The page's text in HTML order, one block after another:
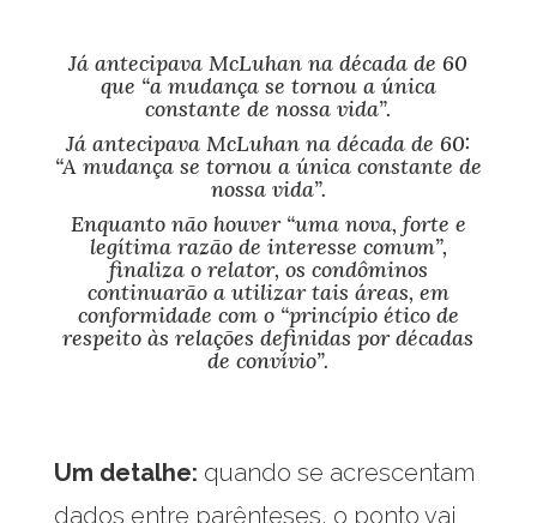
Já antecipava McLuhan na década de 60
que “a mudança se tornou a única
constante de nossa vida”.
Já antecipava McLuhan na década de 60:
“A mudança se tornou a única constante de
nossa vida”.
Enquanto não houver “uma nova, forte e
legítima razão de interesse comum”,
finaliza o relator, os condôminos
continuarão a utilizar tais áreas, em
conformidade com o “princípio ético de
respeito às relações definidas por décadas
de convívio”.
Um detalhe: quando se acrescentam
dados entre parênteses, o ponto vai